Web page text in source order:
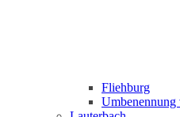
Fliehburg
Umbenennung